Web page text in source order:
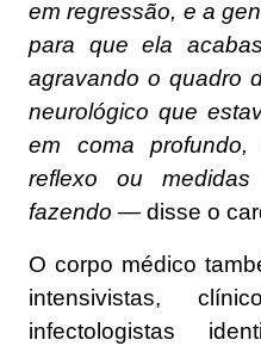
em regressão, e a
para que ela
agravando o quadro
neurológico que
em coma
reflexo ou
fazendo — disse o
O corpo médico
intensivistas,
infectologistas